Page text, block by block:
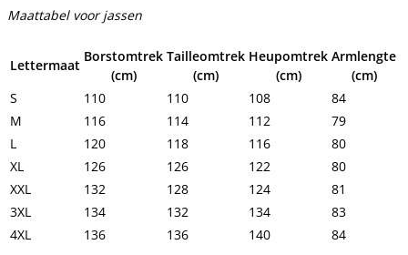
Maattabel voor jassen
Lettermaat
Borstomtrek
(cm)
Tailleomtrek
(cm)
Heupomtrek
(cm)
Armlengte
(cm)
S
110 110 108
84
M
116 114 112
79
L
120 118 116
80
XL
126 126 122
80
XXL
132 128 124
81
3XL
134 132 134
83
4XL
136 136 140 84